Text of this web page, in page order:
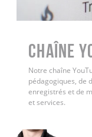
Chaîne
Notre chaîne
pédagogiques, de
enregistrés et de
et services.